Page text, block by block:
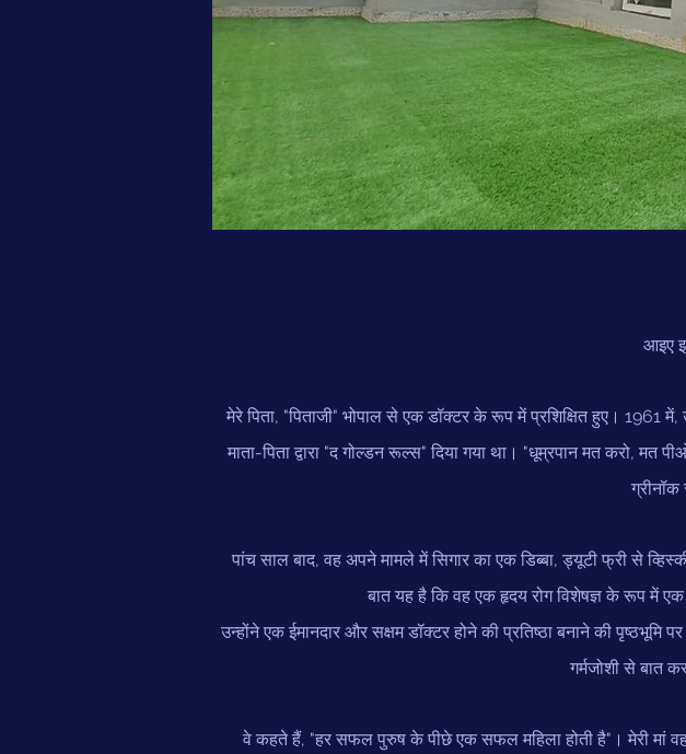
आइए
मेरे पिता, "पिताजी" भोपाल से एक डॉक्टर के रूप में प्रशिक्षित हुए। 1961
माता-पिता द्वारा "द गोल्डन रूल्स" दिया गया था। "धूम्रपान मत करो,
पांच साल बाद, वह अपने मामले में सिगार का एक डिब्बा, ड्यूटी फ्री से
बात यह है कि वह एक हृदय रोग विशेषज्ञ के रूप में
उन्होंने एक ईमानदार और सक्षम डॉक्टर होने की प्रतिष्ठा बनाने की
गर्मजोशी से बात
वे कहते हैं, "हर सफल पुरुष के पीछे एक सफल महिला होती है"। मेरी मां वह